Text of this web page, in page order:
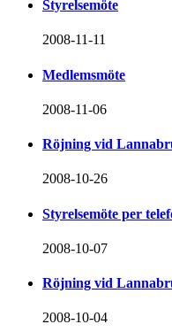
Styrelsemöte
2008-11-11
Medlemsmöte
2008-11-06
Röjning vid
2008-10-26
Styrelsemöte per
2008-10-07
Röjning vid
2008-10-04